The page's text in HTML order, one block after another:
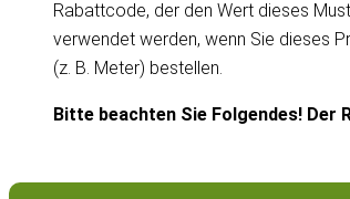
Rabattcode, der den Wert dieses
verwendet werden, wenn Sie dieses
(z. B. Meter) bestellen.
Bitte beachten Sie Folgendes!